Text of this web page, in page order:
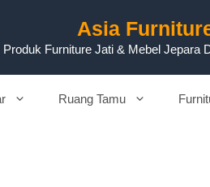
Asia
Produk Furniture Jati & Mebel Jepara
Ruang Tamu